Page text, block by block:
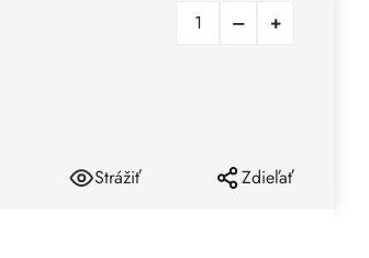
Strážiť Zdieľať